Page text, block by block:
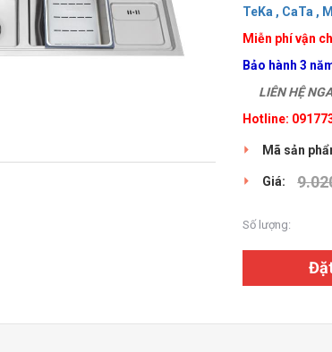
TeKa , CaTa ,
Miễn phí vận
Bảo hành 3
LIÊN HỆ
Hotline:
Mã sản
Giá:
Số lượng: